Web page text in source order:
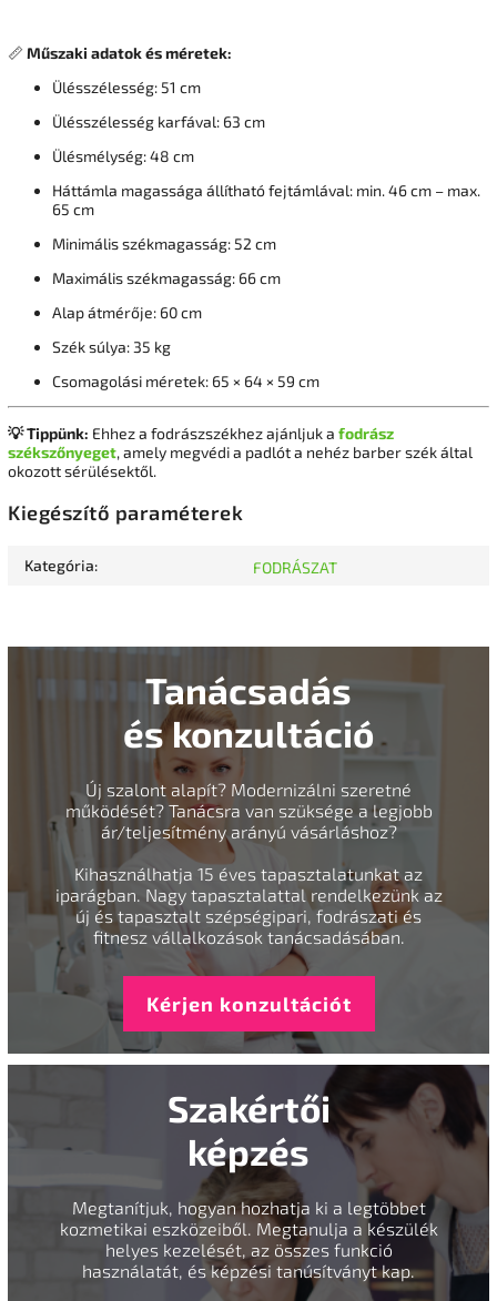
📏 Műszaki adatok és méretek:
Ülésszélesség: 51 cm
Ülésszélesség karfával: 63 cm
Ülésmélység: 48 cm
Háttámla magassága állítható fejtámlával: min. 46 cm – max.
65 cm
Minimális székmagasság: 52 cm
Maximális székmagasság: 66 cm
Alap átmérője: 60 cm
Szék súlya: 35 kg
Csomagolási méretek: 65 × 64 × 59 cm
💡 Tippünk: Ehhez a fodrászszékhez ajánljuk a fodrász
székszőnyeget, amely megvédi a padlót a nehéz barber szék által
okozott sérülésektől.
Kiegészítő paraméterek
Kategória: FODRÁSZAT
Tanácsadás
és konzultáció
Új szalont alapít? Modernizálni szeretné
működését? Tanácsra van szüksége a legjobb
ár/teljesítmény arányú vásárláshoz?
Kihasználhatja 15 éves tapasztalatunkat az
iparágban. Nagy tapasztalattal rendelkezünk az
új és tapasztalt szépségipari, fodrászati és
fitnesz vállalkozások tanácsadásában.
Kérjen konzultációt
Szakértői
képzés
Megtanítjuk, hogyan hozhatja ki a legtöbbet
kozmetikai eszközeiből. Megtanulja a készülék
helyes kezelését, az összes funkció
használatát, és képzési tanúsítványt kap.